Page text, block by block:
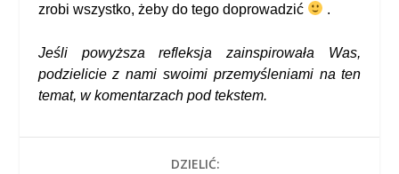
zrobi wszystko, żeby do tego doprowadzić
.
Jeśli powyższa refleksja zainspirowała Was,
podzielicie z nami swoimi przemyśleniami na ten
temat, w komentarzach pod tekstem.
DZIELIĆ: